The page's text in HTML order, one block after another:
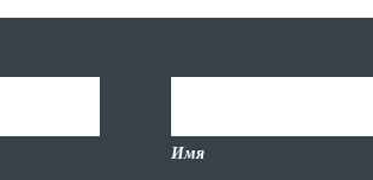
Имя